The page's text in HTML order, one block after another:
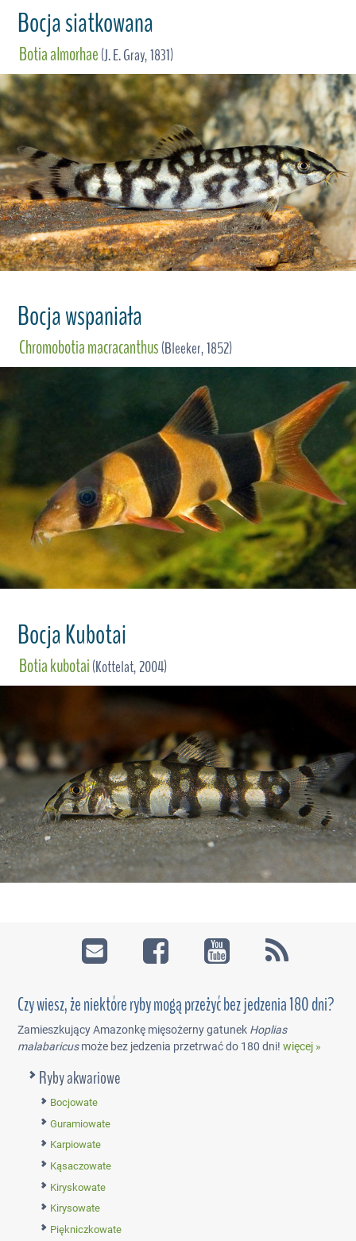
Bocja siatkowana
Botia almorhae(J. E. Gray, 1831)
Bocja wspaniała
Chromobotia macracanthus(Bleeker, 1852)
Bocja Kubotai
Botia kubotai(Kottelat, 2004)
Czy wiesz, że niektóre ryby mogą przeżyć bez jedzenia 180 dni?
Zamieszkujący Amazonkę mięsożerny gatunek Hoplias
malabaricusmoże bez jedzenia przetrwać do 180 dni!więcej »
Ryby akwariowe
Bocjowate
Guramiowate
Karpiowate
Kąsaczowate
Kiryskowate
Kirysowate
Piękniczkowate